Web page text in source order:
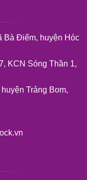
Bà Điểm, huyện Hóc
KCN Sóng Thần 1,
Trảng Bom,